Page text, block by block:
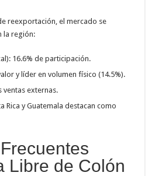
reexportación, el mercado se
la región:
16.6% de participación.
y líder en volumen físico (14.5%).
ventas externas.
Rica y Guatemala destacan como
Libre de Colón